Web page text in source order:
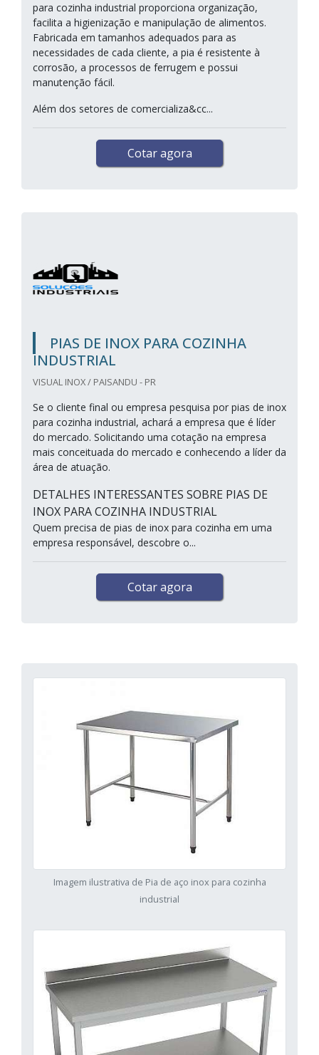
para cozinha industrial proporciona organização,
facilita a higienização e manipulação de alimentos.
Fabricada em tamanhos adequados para as
necessidades de cada cliente, a pia é resistente à
corrosão, a processos de ferrugem e possui
manutenção fácil.
Além dos setores de comercializa&cc...
Cotar agora
PIAS DE INOX PARA COZINHA
INDUSTRIAL
VISUAL INOX / PAISANDU - PR
Se o cliente final ou empresa pesquisa por pias de inox
para cozinha industrial, achará a empresa que é líder
do mercado. Solicitando uma cotação na empresa
mais conceituada do mercado e conhecendo a líder da
área de atuação.
DETALHES INTERESSANTES SOBRE PIAS DE
INOX PARA COZINHA INDUSTRIAL
Quem precisa de pias de inox para cozinha em uma
empresa responsável, descobre o...
Cotar agora
Imagem ilustrativa de Pia de aço inox para cozinha
industrial